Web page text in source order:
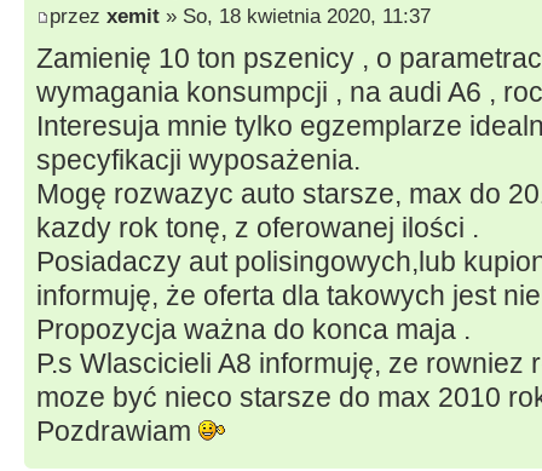
przez xemit » So, 18 kwietnia 2020, 11:37
Zamienię 10 ton pszenicy , o
wymagania konsumpcji , na audi A6 ,
Interesuja mnie tylko egzemplarze
specyfikacji wyposażenia.
Mogę rozwazyc auto starsze, max do
kazdy rok tonę, z oferowanej ilości .
Posiadaczy aut polisingowych,lub
informuję, że oferta dla takowych jest
Propozycja ważna do konca maja .
P.s Wlascicieli A8 informuję, ze rowniez
moze być nieco starsze do max 2010
Pozdrawiam